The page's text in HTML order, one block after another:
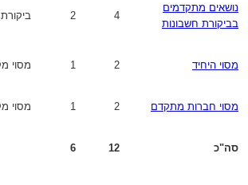
נושאים מתקדמים
בביקורת חשבונות
4
2
מסוי היחיד 2
1 מסוי
מסוי חברות מתקדם 2
1 מסוי
סה"כ 12
6